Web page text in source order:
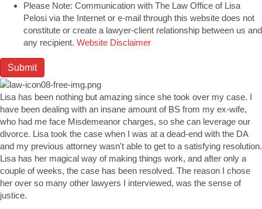
Please Note: Communication with The Law Office of Lisa
Pelosi via the Internet or e-mail through this website does not
constitute or create a lawyer-client relationship between us and
any recipient. Website Disclaimer
Submit
Lisa has been nothing but amazing since she took over my case. I
have been dealing with an insane amount of BS from my ex-wife,
who had me face Misdemeanor charges, so she can leverage our
divorce. Lisa took the case when I was at a dead-end with the DA
and my previous attorney wasn't able to get to a satisfying resolution.
Lisa has her magical way of making things work, and after only a
couple of weeks, the case has been resolved. The reason I chose
her over so many other lawyers I interviewed, was the sense of
justice.